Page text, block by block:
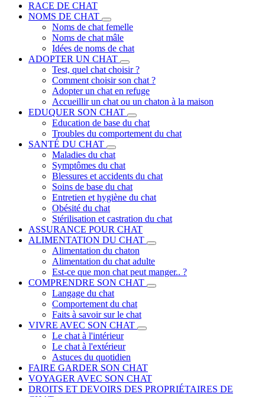
RACE DE CHAT
NOMS DE CHAT
Noms de chat femelle
Noms de chat mâle
Idées de noms de chat
ADOPTER UN CHAT
Test, quel chat choisir ?
Comment choisir son chat ?
Adopter un chat en refuge
Accueillir un chat ou un chaton à la maison
EDUQUER SON CHAT
Education de base du chat
Troubles du comportement du chat
SANTÉ DU CHAT
Maladies du chat
Symptômes du chat
Blessures et accidents du chat
Soins de base du chat
Entretien et hygiène du chat
Obésité du chat
Stérilisation et castration du chat
ASSURANCE POUR CHAT
ALIMENTATION DU CHAT
Alimentation du chaton
Alimentation du chat adulte
Est-ce que mon chat peut manger.. ?
COMPRENDRE SON CHAT
Langage du chat
Comportement du chat
Faits à savoir sur le chat
VIVRE AVEC SON CHAT
Le chat à l'intérieur
Le chat à l'extérieur
Astuces du quotidien
FAIRE GARDER SON CHAT
VOYAGER AVEC SON CHAT
DROITS ET DEVOIRS DES PROPRIÉTAIRES DE